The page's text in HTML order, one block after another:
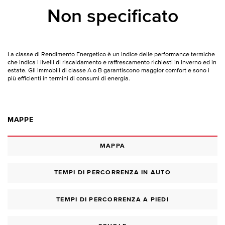
Non specificato
La classe di Rendimento Energetico è un indice delle performance termiche
che indica i livelli di riscaldamento e raffrescamento richiesti in inverno ed in
estate. Gli immobili di classe A o B garantiscono maggior comfort e sono i
più efficienti in termini di consumi di energia.
MAPPE
MAPPA
TEMPI DI PERCORRENZA IN AUTO
TEMPI DI PERCORRENZA A PIEDI